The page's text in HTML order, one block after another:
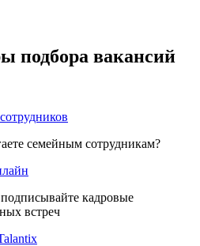
подбора вакансий
семейным сотрудникам?
кадровые
встреч